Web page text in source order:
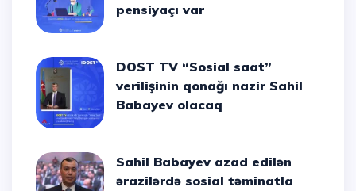
pensiyaçı var
DOST TV “Sosial saat”
verilişinin qonağı nazir Sahil
Babayev olacaq
Sahil Babayev azad edilən
ərazilərdə sosial təminatla